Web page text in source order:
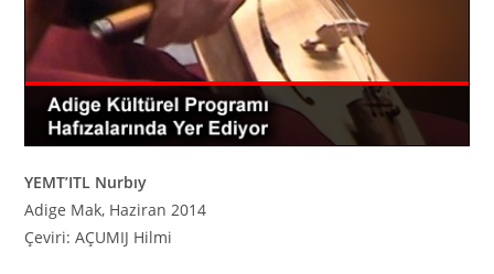
YEMT’ITL Nurbıy
Adige Mak, Haziran 2014
Çeviri: AÇUMIJ Hilmi